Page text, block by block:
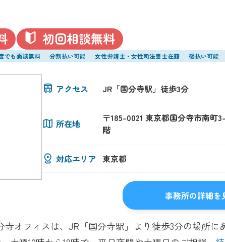
初回相談無料
でも面談無料 分割払い可能 女性弁護士・女性司法書士在籍 後払い可能
アクセス JR「国分寺駅」徒歩3分
所在地
〒185-0021 東京都国分寺市南町
階
対応エリア 東京都
事務所の詳細を
寺オフィスは、JR「国分寺駅」より徒歩3分の場所